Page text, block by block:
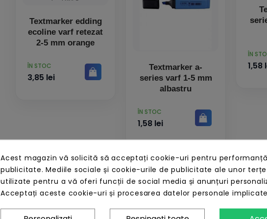
Textmarker edding
ecoline varf retezat
2-5 mm orange
PRET
ÎN STOC
3,85 lei
Textmarker a-
series varf 1-5 mm
albastru
PRET
ÎN STOC
1,58 lei
PRET
ÎN
1,58
Acest magazin vă solicită să acceptați cookie-uri pentru
publicitate. Mediile sociale și cookie-urile de publicitate ale unor
utilizate pentru a vă oferi funcții de social media și anunțuri
Acceptați aceste cookie-uri și procesarea datelor personale